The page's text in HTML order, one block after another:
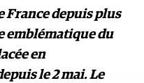
France depuis plus
emblématique du
en
le 2 mai. Le